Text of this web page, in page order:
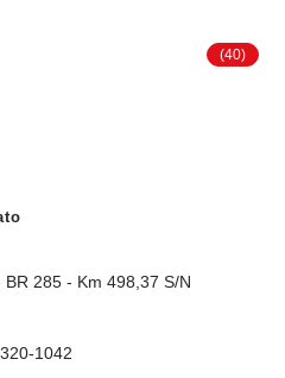
(40)
285 - Km 498,37 S/N
1042